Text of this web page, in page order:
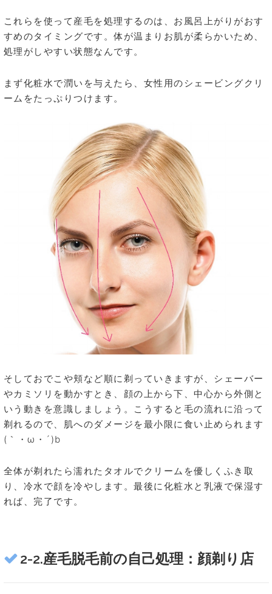
これらを使って産毛を処理するのは、お風呂上がりがおす
すめのタイミングです。体が温まりお肌が柔らかいため、
処理がしやすい状態なんです。
まず化粧水で潤いを与えたら、女性用のシェービングクリ
ームをたっぷりつけます。
そしておでこや頬など順に剃っていきますが、シェーバー
やカミソリを動かすとき、顔の上から下、中心から外側と
いう動きを意識しましょう。こうすると毛の流れに沿って
剃れるので、肌へのダメージを最小限に食い止められます
(｀・ω・´)b
全体が剃れたら濡れたタオルでクリームを優しくふき取
り、冷水で顔を冷やします。最後に化粧水と乳液で保湿す
れば、完了です。
2-2.産毛脱毛前の自己処理：顔剃り店